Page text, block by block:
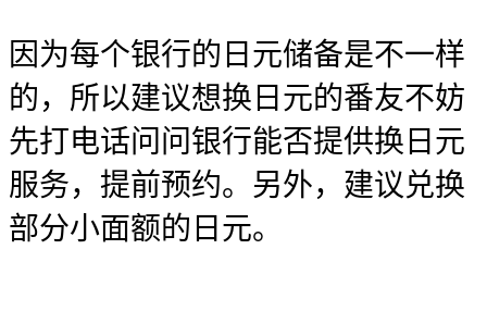
因为每个银行的日元储备是不一样
的，所以建议想换日元的番友不妨
先打电话问问银行能否提供换日元
服务，提前预约。另外，建议兑换
部分小面额的日元。